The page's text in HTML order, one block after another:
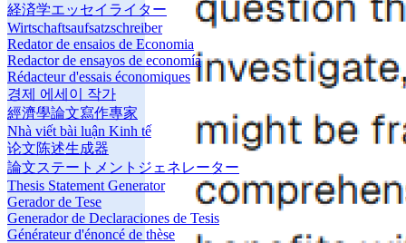
経済学エッセイライター
Wirtschaftsaufsatzschreiber
Redator de ensaios de Economia
Redactor de ensayos de economía
Rédacteur d'essais économiques
경제 에세이 작가
經濟學論文寫作專家
Nhà viết bài luận Kinh tế
论文陈述生成器
論文ステートメントジェネレーター
Thesis Statement Generator
Gerador de Tese
Generador de Declaraciones de Tesis
Générateur d'énoncé de thèse